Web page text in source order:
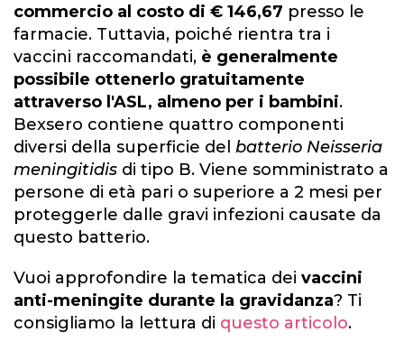
commercio al costo di € 146,67 presso le
farmacie. Tuttavia, poiché rientra tra i
vaccini raccomandati, è generalmente
possibile ottenerlo gratuitamente
attraverso l'ASL, almeno per i bambini.
Bexsero contiene quattro componenti
diversi della superficie del batterio Neisseria
meningitidis di tipo B. Viene somministrato a
persone di età pari o superiore a 2 mesi per
proteggerle dalle gravi infezioni causate da
questo batterio.
Vuoi approfondire la tematica dei vaccini
anti-meningite durante la gravidanza? Ti
consigliamo la lettura di questo articolo.